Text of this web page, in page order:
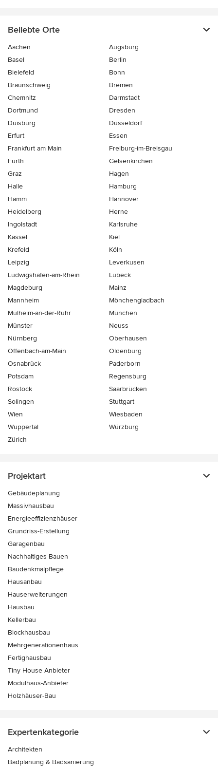
Beliebte Orte
Aachen
Augsburg
Basel
Berlin
Bielefeld
Bonn
Braunschweig
Bremen
Chemnitz
Darmstadt
Dortmund
Dresden
Duisburg
Düsseldorf
Erfurt
Essen
Frankfurt am Main
Freiburg-im-Breisgau
Fürth
Gelsenkirchen
Graz
Hagen
Halle
Hamburg
Hamm
Hannover
Heidelberg
Herne
Ingolstadt
Karlsruhe
Kassel
Kiel
Krefeld
Köln
Leipzig
Leverkusen
Ludwigshafen-am-Rhein
Lübeck
Magdeburg
Mainz
Mannheim
Mönchen­gladbach
Mülheim-an-der-Ruhr
München
Münster
Neuss
Nürnberg
Oberhausen
Offenbach-am-Main
Oldenburg
Osnabrück
Paderborn
Potsdam
Regensburg
Rostock
Saarbrücken
Solingen
Stuttgart
Wien
Wiesbaden
Wuppertal
Würzburg
Zürich
Projektart
Gebäudeplanung
Massivhausbau
Energieeffizienzhäuser
Grundriss-Erstellung
Garagenbau
Nachhaltiges Bauen
Baudenkmalpflege
Hausanbau
Hauserweiterungen
Hausbau
Kellerbau
Blockhausbau
Mehrgenerationenhaus
Fertighausbau
Tiny House Anbieter
Modulhaus-Anbieter
Holzhäuser-Bau
Expertenkategorie
Architekten
Badplanung & Badsanierung